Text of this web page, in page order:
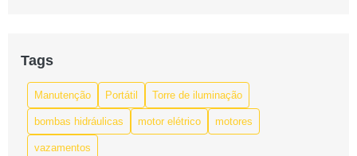
Tags
Manutenção Portátil Torre de iluminação
bombas hidráulicas motor elétrico motores
vazamentos